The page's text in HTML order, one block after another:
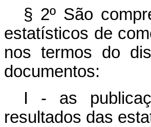
§ 2º São
estatísticos de
nos termos do
documentos:
I - as
resultados das